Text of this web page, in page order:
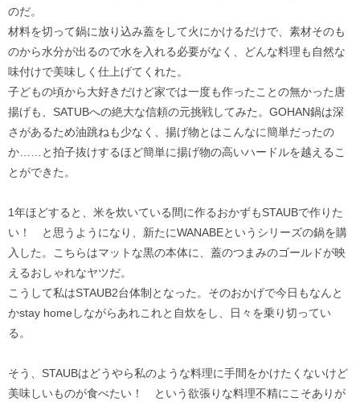
のだ。
材料を切って鍋に放り込み蓋をして火にかけるだけで、素材そのも
のから水分が出るので水を入れる必要がなく、どんな料理も自然な
味付けで美味しく仕上げてくれた。
子どもの頃から大好きだけど家では一度も作ったことの無かった唐
揚げも、SATUBへの絶大な信頼の元挑戦してみた。GOHAN鍋は深
さがあるため油跳ねも少なく、揚げ物とはこんなに簡単だったの
か……と拍子抜けするほど簡単に揚げ物の高いハードルを越えるこ
とができた。
1年ほどすると、米を炊いている間に作るおかずもSTAUBで作りた
い！ と思うようになり、新たにWANABEというシリーズの鍋を購
入した。こちらはマットな黒の本体に、蓋のつまみのゴールドが映
えるおしゃれなヤツだ。
こうして私はSTAUB2台体制となった。そのおかげで今日もなんと
かstay homeしながらあれこれと自炊をし、日々を乗り切ってい
る。
そう、STAUBはどうやら私のような料理に手間をかけたくないけど
美味しいものが食べたい！ という欲張りな料理不精にこそありが